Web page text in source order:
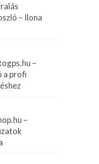
– Ilona
–
a profi
–